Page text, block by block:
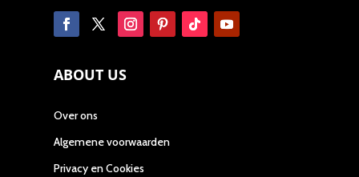
ABOUT US
Over ons
Algemene voorwaarden
Privacy en Cookies